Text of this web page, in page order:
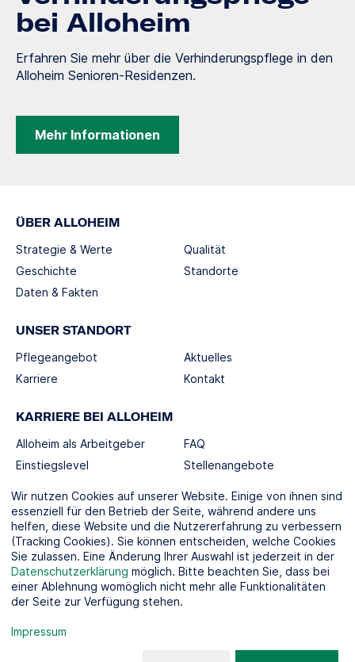
bei Alloheim
Erfahren Sie mehr über die Verhinderungspflege in den
Alloheim Senioren-Residenzen.
Mehr Informationen
ÜBER ALLOHEIM
Strategie & Werte
Geschichte
Daten & Fakten
Qualität
Standorte
UNSER STANDORT
Pflegeangebot
Karriere
Aktuelles
Kontakt
KARRIERE BEI ALLOHEIM
Alloheim als Arbeitgeber
Einstiegslevel
FAQ
Stellenangebote
SOCIAL MEDIA
KOOPERATIONSPARTNER
Wir nutzen Cookies auf unserer Website. Einige von ihnen sind
essenziell für den Betrieb der Seite, während andere uns
helfen, diese Website und die Nutzererfahrung zu verbessern
(Tracking Cookies). Sie können entscheiden, welche Cookies
Sie zulassen. Eine Änderung Ihrer Auswahl ist jederzeit in der
Datenschutzerklärung möglich. Bitte beachten Sie, dass bei
einer Ablehnung womöglich nicht mehr alle Funktionalitäten
der Seite zur Verfügung stehen.
Impressum